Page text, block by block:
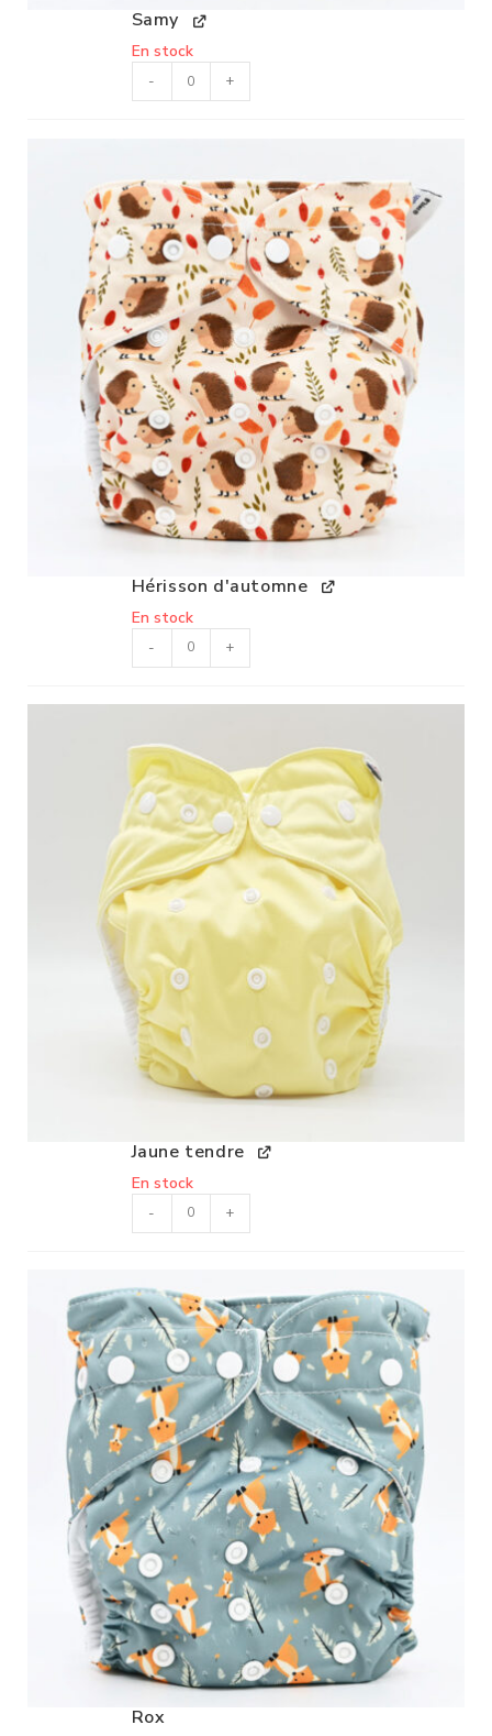
Samy
En stock
- +
Hérisson d'automne
En stock
- +
Jaune tendre
En stock
- +
Rox